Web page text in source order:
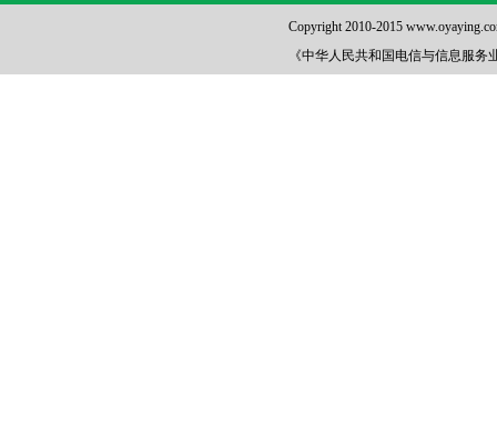
Copyright 2010-2015
《中华人民共和国电信与信息服